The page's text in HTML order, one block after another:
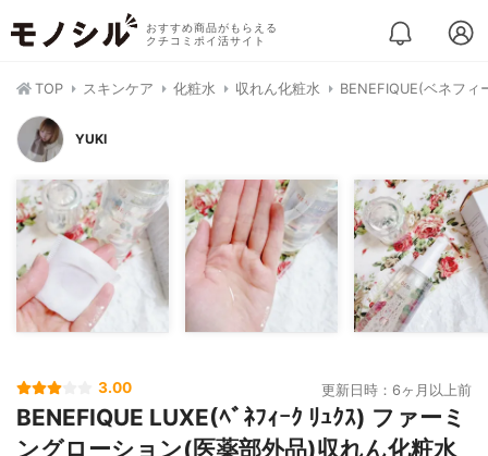
おすすめ商品がもらえる
クチコミポイ活サイト
TOP スキンケア 化粧水 収れん化粧水 BENEFIQUE(ベネフ
YUKI
3.00 更新日時：6ヶ月以上前
BENEFIQUE LUXE(ﾍﾞﾈﾌｨｰｸ ﾘｭｸｽ) ファーミ
ングローション(医薬部外品)収れん化粧水